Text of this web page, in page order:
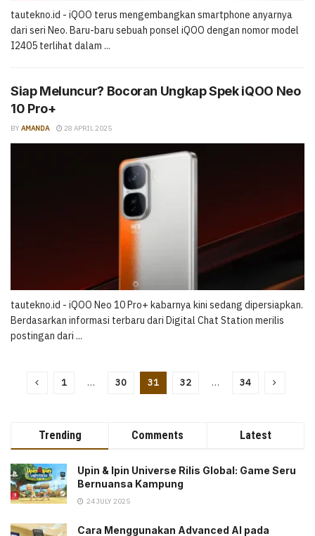
tautekno.id - iQOO terus mengembangkan smartphone anyarnya
dari seri Neo. Baru-baru sebuah ponsel iQOO dengan nomor model
I2405 terlihat dalam ...
Siap Meluncur? Bocoran Ungkap Spek iQOO Neo
10 Pro+
BY AMANDA 28 APRIL 2025
tautekno.id - iQOO Neo 10 Pro+ kabarnya kini sedang dipersiapkan.
Berdasarkan informasi terbaru dari Digital Chat Station merilis
postingan dari ...
1 … 30 31 32 … 34
Trending Comments Latest
Upin & Ipin Universe Rilis Global: Game Seru
Bernuansa Kampung
24 JULY 2025
Cara Menggunakan Advanced AI pada